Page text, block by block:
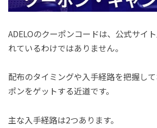
ADELOのクーポンコードは、公式サイ
れているわけではありません。
配布のタイミングや入手経路を把握し
ポンをゲットする近道です。
主な入手経路は2つあります。